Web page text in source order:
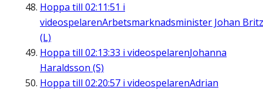
Hoppa till 02:11:51 i
videospelarenArbetsmarknadsminister Johan Britz
(L)
Hoppa till 02:13:33 i videospelarenJohanna
Haraldsson (S)
Hoppa till 02:20:57 i videospelarenAdrian